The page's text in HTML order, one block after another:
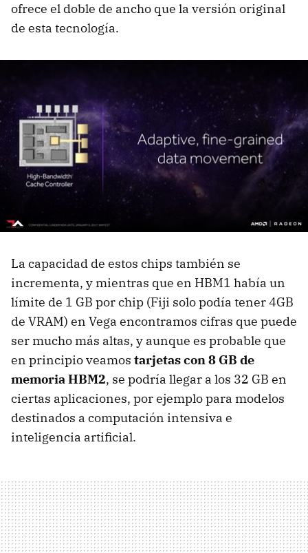
ofrece el doble de ancho que la versión original
de esta tecnología.
La capacidad de estos chips también se
incrementa, y mientras que en HBM1 había un
límite de 1 GB por chip (Fiji solo podía tener 4GB
de VRAM) en Vega encontramos cifras que puede
ser mucho más altas, y aunque es probable que
en principio veamos tarjetas con 8 GB de
memoria HBM2, se podría llegar a los 32 GB en
ciertas aplicaciones, por ejemplo para modelos
destinados a computación intensiva e
inteligencia artificial.